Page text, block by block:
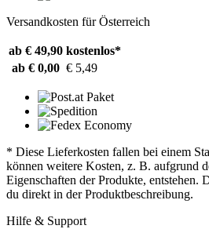
Versandkosten für Österreich
ab € 49,90 kostenlos*
ab € 0,00 € 5,49
* Diese Lieferkosten fallen bei einem
können weitere Kosten, z. B. aufgrund
Eigenschaften der Produkte, entstehen.
du direkt in der Produktbeschreibung.
Hilfe & Support